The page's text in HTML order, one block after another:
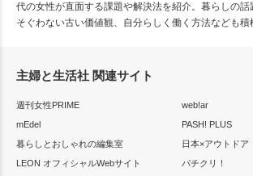
代の女性が直面する課題や解決法を紹介。暮らしの
そぐわない古い価値観、自分らしく働く方法なども積
主婦と生活社 関連サイト
週刊女性PRIME
web!ar
mEdel
PASH! PLUS
暮らしとおしゃれの編集室
日本×アウトドア
LEON オフィシャルWebサイト
パチクリ！